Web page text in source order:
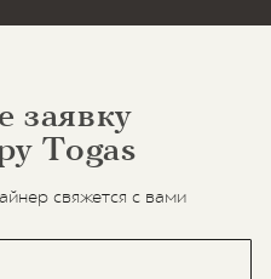
заявку
Togas
свяжется с вами